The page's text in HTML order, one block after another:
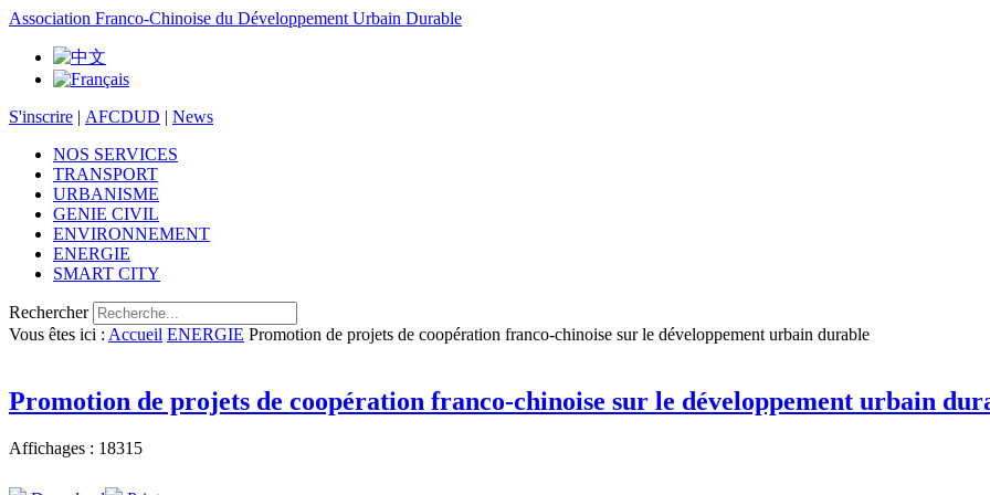
Association Franco-Chinoise du Développement Urbain Durable
S'inscrire | AFCDUD | News
NOS SERVICES
TRANSPORT
URBANISME
GENIE CIVIL
ENVIRONNEMENT
ENERGIE
SMART CITY
Rechercher
Vous êtes ici : Accueil ENERGIE Promotion de projets de coopération franco-chinoise sur le développement urbain durable
Promotion de projets de coopération franco-chinoise sur le développement urbain
Affichages : 18315